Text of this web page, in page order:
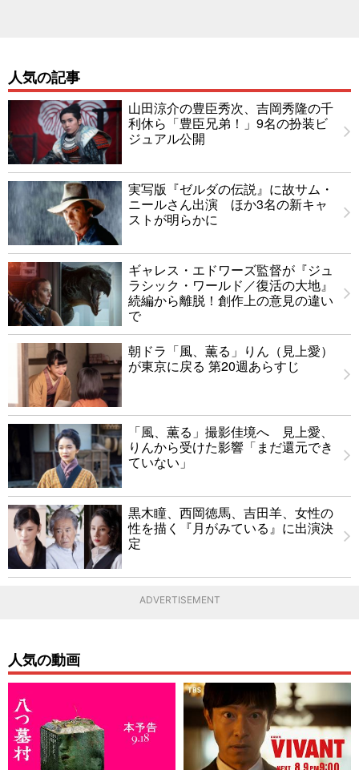
人気の記事
山田涼介の豊臣秀次、吉岡秀隆の千
利休ら「豊臣兄弟！」9名の扮装ビ
ジュアル公開
実写版『ゼルダの伝説』に故サム・
ニールさん出演 ほか3名の新キャ
ストが明らかに
ギャレス・エドワーズ監督が『ジュ
ラシック・ワールド／復活の大地』
続編から離脱！創作上の意見の違い
で
朝ドラ「風、薫る」りん（見上愛）
が東京に戻る 第20週あらすじ
「風、薫る」撮影佳境へ 見上愛、
りんから受けた影響「まだ還元でき
ていない」
黒木瞳、西岡徳馬、吉田羊、女性の
性を描く『月がみている』に出演決
定
ADVERTISEMENT
人気の動画